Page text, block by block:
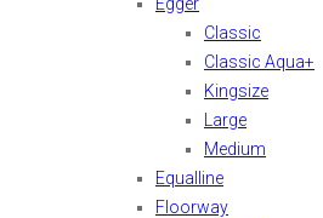
Classic
Classic Aqua+
Kingsize
Large
Medium
Equalline
Floorway